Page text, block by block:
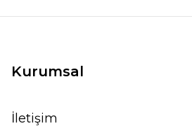
Kurumsal
İletişim